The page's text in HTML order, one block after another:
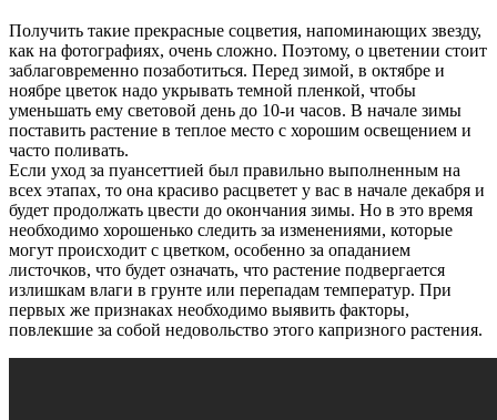
Получить такие прекрасные соцветия, напоминающих звезду,
как на фотографиях, очень сложно. Поэтому, о цветении стоит
заблаговременно позаботиться. Перед зимой, в октябре и
ноябре цветок надо укрывать темной пленкой, чтобы
уменьшать ему световой день до 10-и часов. В начале зимы
поставить растение в теплое место с хорошим освещением и
часто поливать.
Если уход за пуансеттией был правильно выполненным на
всех этапах, то она красиво расцветет у вас в начале декабря и
будет продолжать цвести до окончания зимы. Но в это время
необходимо хорошенько следить за изменениями, которые
могут происходит с цветком, особенно за опаданием
листочков, что будет означать, что растение подвергается
излишкам влаги в грунте или перепадам температур. При
первых же признаках необходимо выявить факторы,
повлекшие за собой недовольство этого капризного растения.